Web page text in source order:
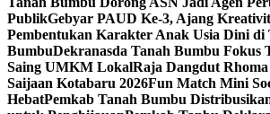
PublikGebyar PAUD Ke-3, Ajang
Pembentukan Karakter Anak Usia Dini di
BumbuDekranasda Tanah Bumbu Fokus
Saing UMKM LokalRaja Dangdut
Saijaan Kotabaru 2026Fun Match Mini
HebatPemkab Tanah Bumbu